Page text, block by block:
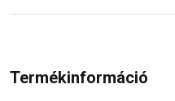
Termékinformáció